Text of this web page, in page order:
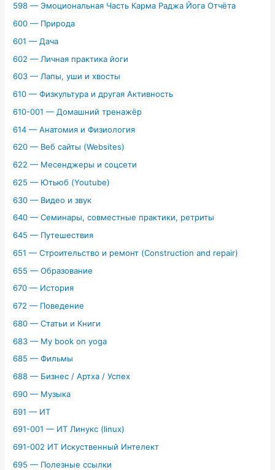
598 — Эмоциональная Часть Карма Раджа Йога Отчёта
600 — Природа
601 — Дача
602 — Личная практика йоги
603 — Лапы, уши и хвосты
610 — Физкультура и другая Активность
610-001 — Домашний тренажёр
614 — Анатомия и Физиология
620 — Веб сайты (Websites)
622 — Месенджеры и соцсети
625 — Ютьюб (Youtube)
630 — Видео и звук
640 — Семинары, совместные практики, ретриты
645 — Путешествия
651 — Строительство и ремонт (Construction and repair)
655 — Образование
670 — История
672 — Поведение
680 — Статьи и Книги
683 — My book on yoga
685 — Фильмы
688 — Бизнес / Артха / Успех
690 — Музыка
691 — ИТ
691-001 — ИТ Линукс (linux)
691-002 ИТ Искуственный Интелект
695 — Полезные ссылки